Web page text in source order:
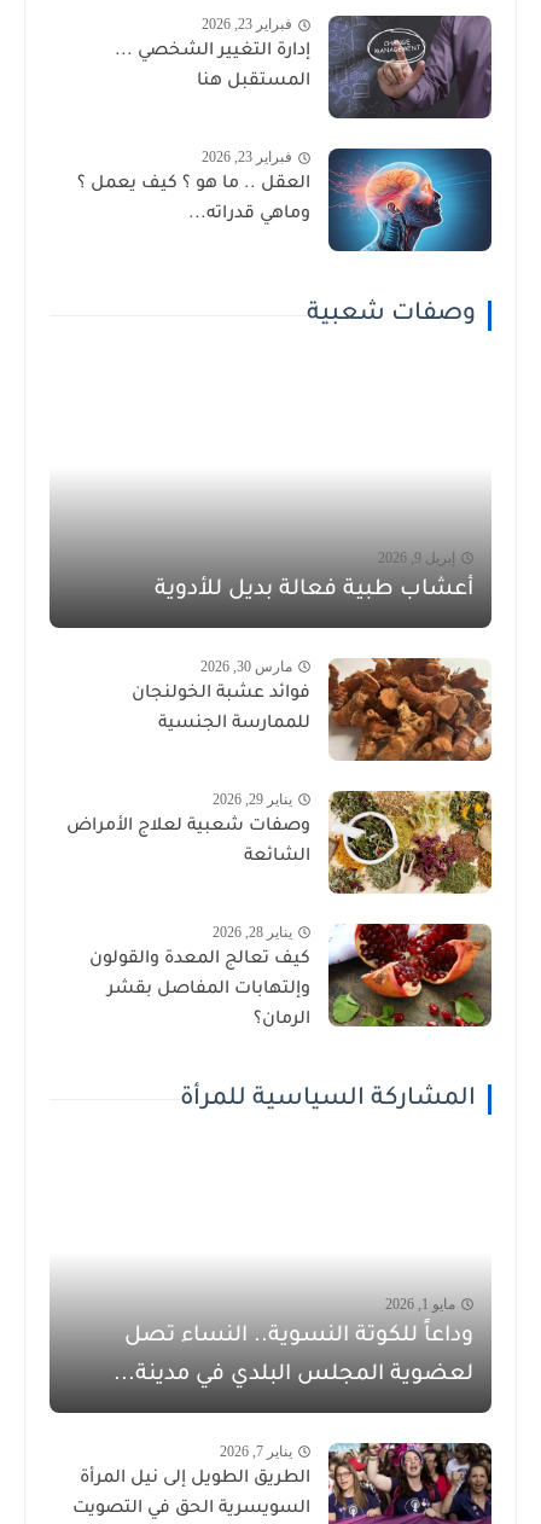
فبراير 23, 2026
إدارة التغيير الشخصي ...
المستقبل هنا
فبراير 23, 2026
العقل .. ما هو ؟ كيف يعمل ؟
وماهي قدراته...
وصفات شعبية
إبريل 9, 2026
أعشاب طبية فعالة بديل للأدوية
مارس 30, 2026
فوائد عشبة الخولنجان
للممارسة الجنسية
يناير 29, 2026
وصفات شعبية لعلاج الأمراض
الشائعة
يناير 28, 2026
كيف تعالج المعدة والقولون
وإلتهابات المفاصل بقشر
الرمان؟
المشاركة السياسية للمرأة
مايو 1, 2026
وداعاً للكوتة النسوية.. النساء تصل
لعضوية المجلس البلدي في مدينة...
يناير 7, 2026
الطريق الطويل إلى نيل المرأة
السويسرية الحق في التصويت